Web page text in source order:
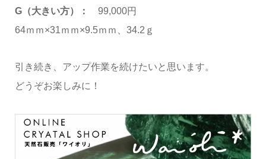
G（大きい方）：
99,000円
64ｍｍ×31ｍｍ×9.5ｍｍ、34.2ｇ
引き続き、アップ作業を続けたいと思います。
どうぞお楽しみに！